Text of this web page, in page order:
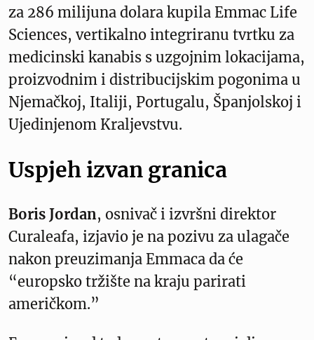
za 286 milijuna dolara kupila Emmac Life
Sciences, vertikalno integriranu tvrtku za
medicinski kanabis s uzgojnim lokacijama,
proizvodnim i distribucijskim pogonima u
Njemačkoj, Italiji, Portugalu, Španjolskoj i
Ujedinjenom Kraljevstvu.
Uspjeh izvan granica
Boris Jordan, osnivač i izvršni direktor
Curaleafa, izjavio je na pozivu za ulagače
nakon preuzimanja Emmaca da će
“europsko tržište na kraju parirati
američkom.”